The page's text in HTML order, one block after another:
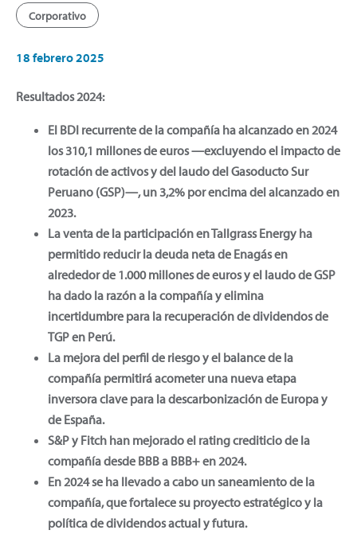
Corporativo
18 febrero 2025
Resultados 2024:
El BDI recurrente de la compañía ha alcanzado en 2024
los 310,1 millones de euros —excluyendo el impacto de
rotación de activos y del laudo del Gasoducto Sur
Peruano (GSP)—, un 3,2% por encima del alcanzado en
2023.
La venta de la participación en Tallgrass Energy ha
permitido reducir la deuda neta de Enagás en
alrededor de 1.000 millones de euros y el laudo de GSP
ha dado la razón a la compañía y elimina
incertidumbre para la recuperación de dividendos de
TGP en Perú.
La mejora del perfil de riesgo y el balance de la
compañía permitirá acometer una nueva etapa
inversora clave para la descarbonización de Europa y
de España.
S&P y Fitch han mejorado el rating crediticio de la
compañía desde BBB a BBB+ en 2024.
En 2024 se ha llevado a cabo un saneamiento de la
compañía, que fortalece su proyecto estratégico y la
política de dividendos actual y futura.